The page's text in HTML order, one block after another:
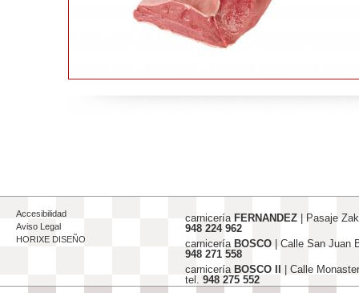
Accesibilidad
Aviso Legal
HORIXE DISEÑO
carnicería FERNANDEZ
| Pasaje
948 224 962
carnicería BOSCO
| Calle San Juan
948 271 558
carnicería BOSCO II
| Calle
tel. 948 275 552